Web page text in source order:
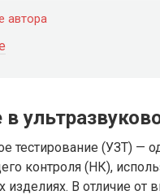
автора
в
тестирование (УЗТ) —
контроля (НК),
изделиях. В отличие от